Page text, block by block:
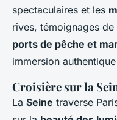
spectaculaires et les
rives, témoignages
ports de pêche et
immersion
Croisière sur la
La Seine traverse